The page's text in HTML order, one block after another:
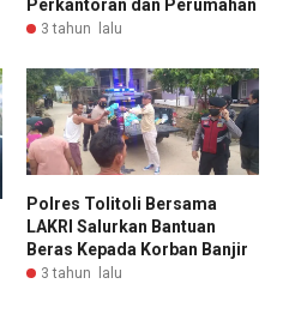
Perkantoran dan Perumahan
3 tahun lalu
Polres Tolitoli Bersama
LAKRI Salurkan Bantuan
Beras Kepada Korban Banjir
3 tahun lalu